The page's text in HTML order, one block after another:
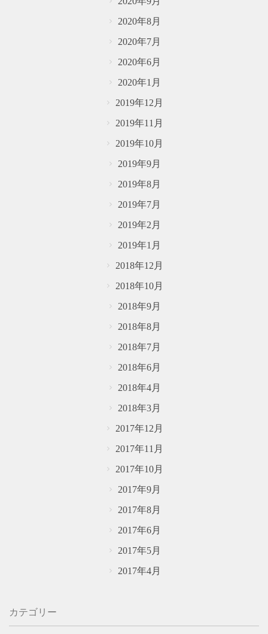
2020年8月
2020年7月
2020年6月
2020年1月
2019年12月
2019年11月
2019年10月
2019年9月
2019年8月
2019年7月
2019年2月
2019年1月
2018年12月
2018年10月
2018年9月
2018年8月
2018年7月
2018年6月
2018年4月
2018年3月
2017年12月
2017年11月
2017年10月
2017年9月
2017年8月
2017年6月
2017年5月
2017年4月
カテゴリー